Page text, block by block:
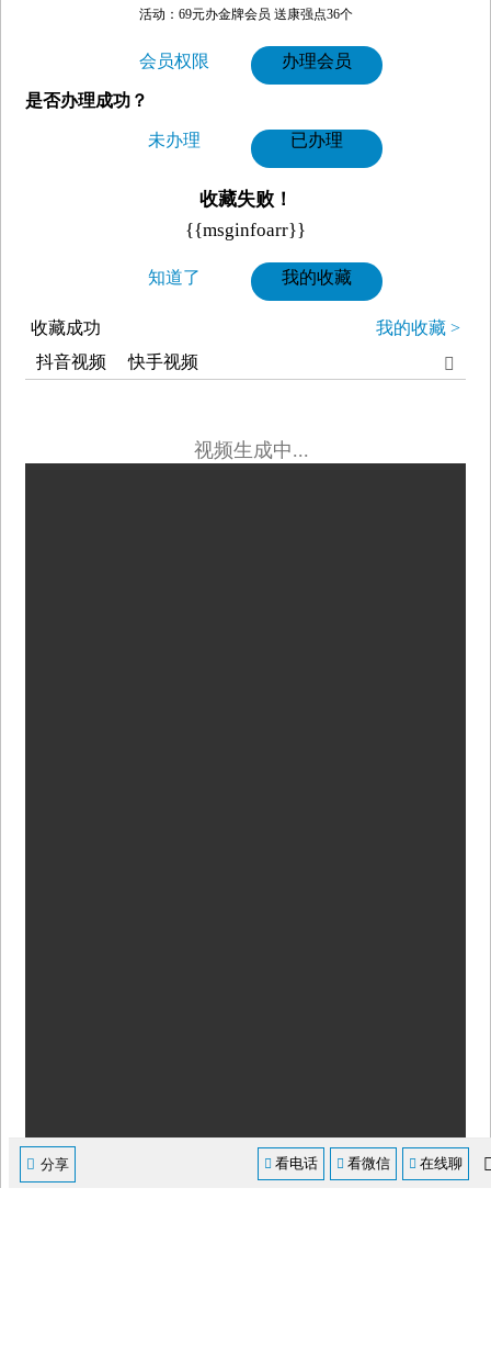
 分享  看电话  看微信  在线聊
活动：69元办金牌会员 送康强点36个
会员权限 办理会员
是否办理成功？
未办理 已办理
收藏失败！
{{msginfoarr}}
知道了 我的收藏
收藏成功
我的收藏 >
抖音视频
快手视频 
视频生成中...